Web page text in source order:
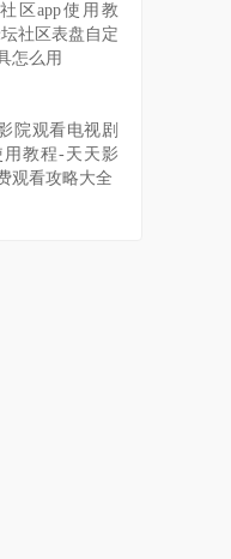
区app使用教
社区表盘自定
怎么用
院观看电视剧
用教程-天天影
观看攻略大全